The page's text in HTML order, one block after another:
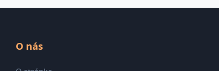
O nás